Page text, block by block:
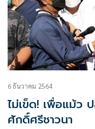
6 ธันวาคม 2564
ไม่เข็ด! เพื่อแม้ว
ศักดิ์ศรีชาวนา